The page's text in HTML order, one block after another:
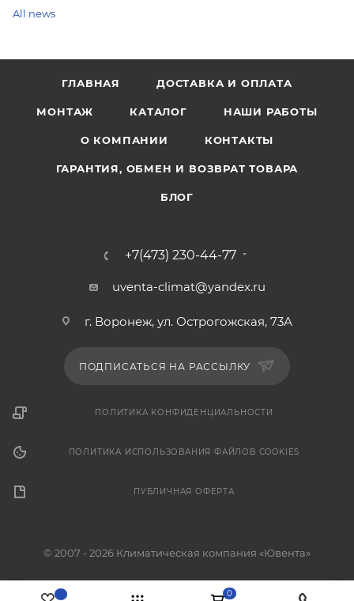
All news
ГЛАВНАЯ ДОСТАВКА И ОПЛАТА
МОНТАЖ КАТАЛОГ НАШИ РАБОТЫ
О КОМПАНИИ КОНТАКТЫ
ГАРАНТИЯ, ОБМЕН И ВОЗВРАТ ТОВАРА
БЛОГ
+7(473) 230-44-77
uventa-climat@yandex.ru
г. Воронеж, ул. Острогожская, 73А
ПОДПИСАТЬСЯ НА РАССЫЛКУ
ПОЛИТИКА КОНФИДЕНЦИАЛЬНОСТИ
ПОЛИТИКА ИСПОЛЬЗОВАНИЯ ФАЙЛОВ COOKIES
ПУБЛИЧНАЯ ОФЕРТА
© 2007 - 2026 Климатическая компания «Ювента»
0